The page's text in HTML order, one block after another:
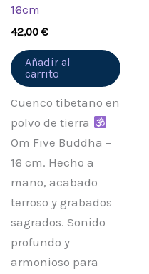
16cm
42,00€
Añadir al
carrito
Cuenco tibetano en
polvo de tierra
Om Five Buddha –
16 cm. Hecho a
mano, acabado
terroso y grabados
sagrados. Sonido
profundo y
armonioso para